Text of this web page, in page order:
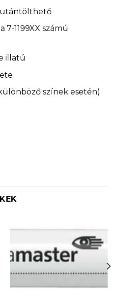
utántölthető
1199XX számú
illatú
színek esetén)